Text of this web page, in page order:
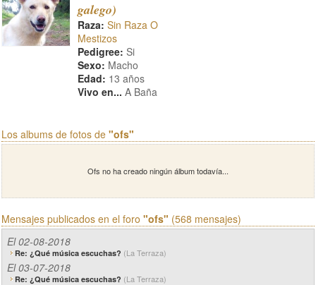
galego)
Raza: Sin Raza O
Mestizos
Pedigree: Si
Sexo: Macho
Edad: 13 años
Vivo en... A Baña
Los albums de fotos de "ofs"
Ofs no ha creado ningún álbum todavía...
Mensajes publicados en el foro "ofs" (568 mensajes)
El 02-08-2018
Re: ¿Qué música escuchas? (La Terraza)
El 03-07-2018
Re: ¿Qué música escuchas? (La Terraza)